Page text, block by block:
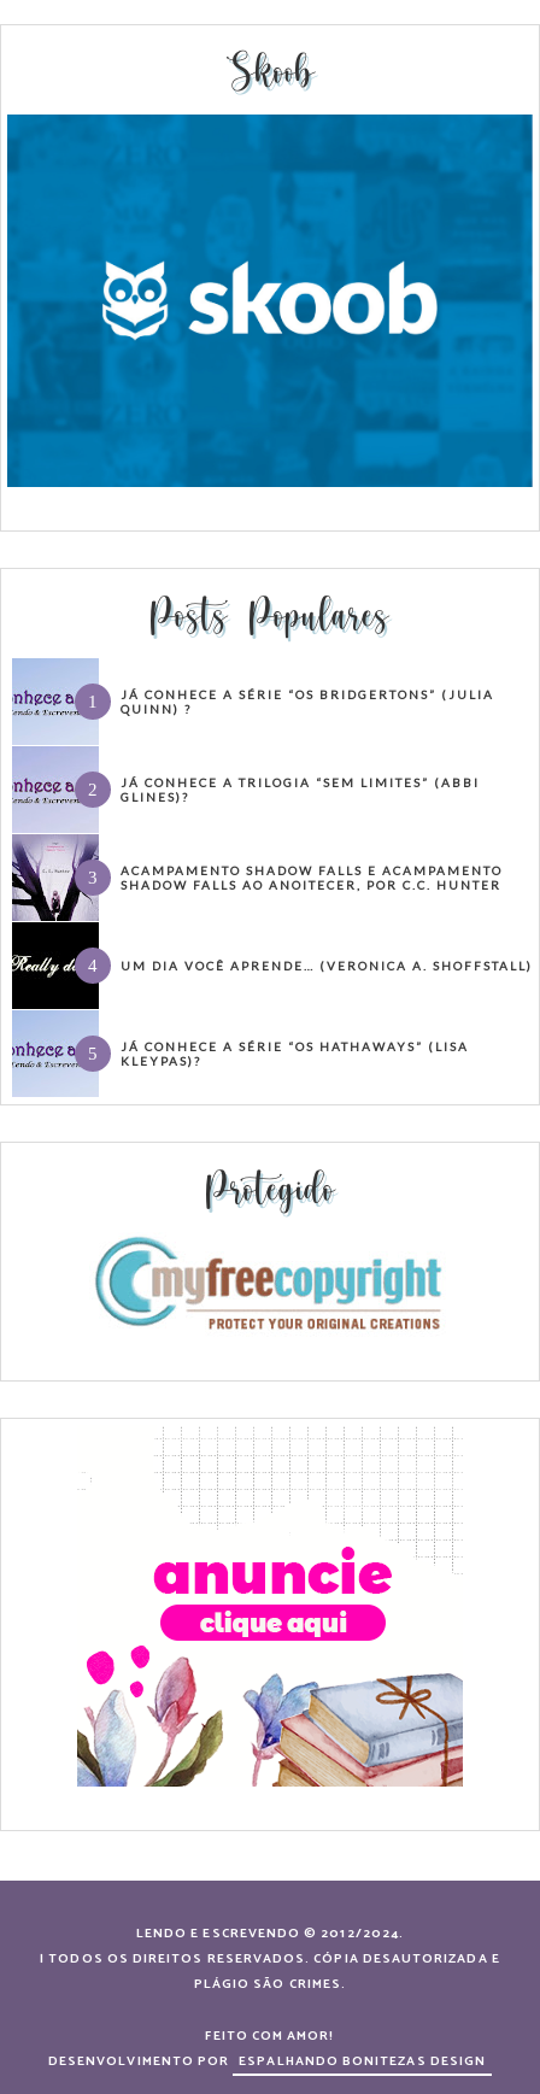
Skoob
Posts Populares
JÁ CONHECE A SÉRIE “OS BRIDGERTONS” (JULIA
QUINN) ?
JÁ CONHECE A TRILOGIA “SEM LIMITES” (ABBI
GLINES)?
ACAMPAMENTO SHADOW FALLS E ACAMPAMENTO
SHADOW FALLS AO ANOITECER, POR C.C. HUNTER
UM DIA VOCÊ APRENDE… (VERONICA A. SHOFFSTALL)
JÁ CONHECE A SÉRIE “OS HATHAWAYS” (LISA
KLEYPAS)?
Protegido
LENDO E ESCREVENDO © 2012/2024.
| TODOS OS DIREITOS RESERVADOS. CÓPIA DESAUTORIZADA E
PLÁGIO SÃO CRIMES.
FEITO COM AMOR!
DESENVOLVIMENTO POR ESPALHANDO BONITEZAS DESIGN